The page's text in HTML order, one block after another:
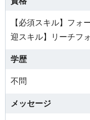
【必須スキル】フォ
迎スキル】リーチフ
学歴
不問
メッセージ